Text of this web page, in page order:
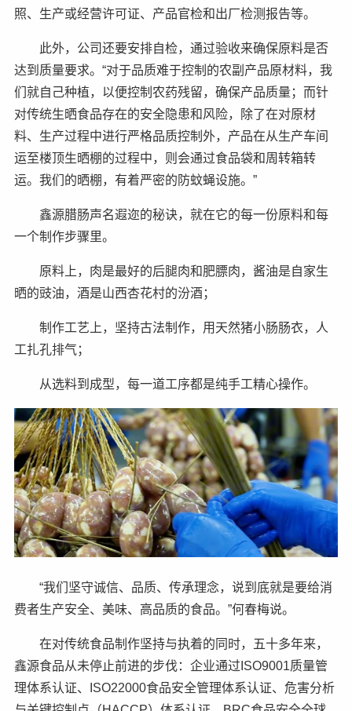
照、生产或经营许可证、产品官检和出厂检测报告等。
此外，公司还要安排自检，通过验收来确保原料是否
达到质量要求。“对于品质难于控制的农副产品原材料，我
们就自己种植，以便控制农药残留，确保产品质量；而针
对传统生晒食品存在的安全隐患和风险，除了在对原材
料、生产过程中进行严格品质控制外，产品在从生产车间
运至楼顶生晒棚的过程中，则会通过食品袋和周转箱转
运。我们的晒棚，有着严密的防蚊蝇设施。”
鑫源腊肠声名遐迩的秘诀，就在它的每一份原料和每
一个制作步骤里。
原料上，肉是最好的后腿肉和肥膘肉，酱油是自家生
晒的豉油，酒是山西杏花村的汾酒；
制作工艺上，坚持古法制作，用天然猪小肠肠衣，人
工扎孔排气；
从选料到成型，每一道工序都是纯手工精心操作。
“我们坚守诚信、品质、传承理念，说到底就是要给消
费者生产安全、美味、高品质的食品。”何春梅说。
在对传统食品制作坚持与执着的同时，五十多年来，
鑫源食品从未停止前进的步伐：企业通过ISO9001质量管
理体系认证、ISO22000食品安全管理体系认证、危害分析